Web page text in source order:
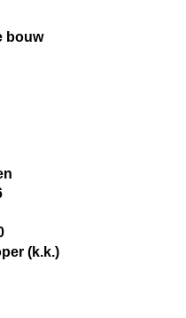
bouw
(k.k.)